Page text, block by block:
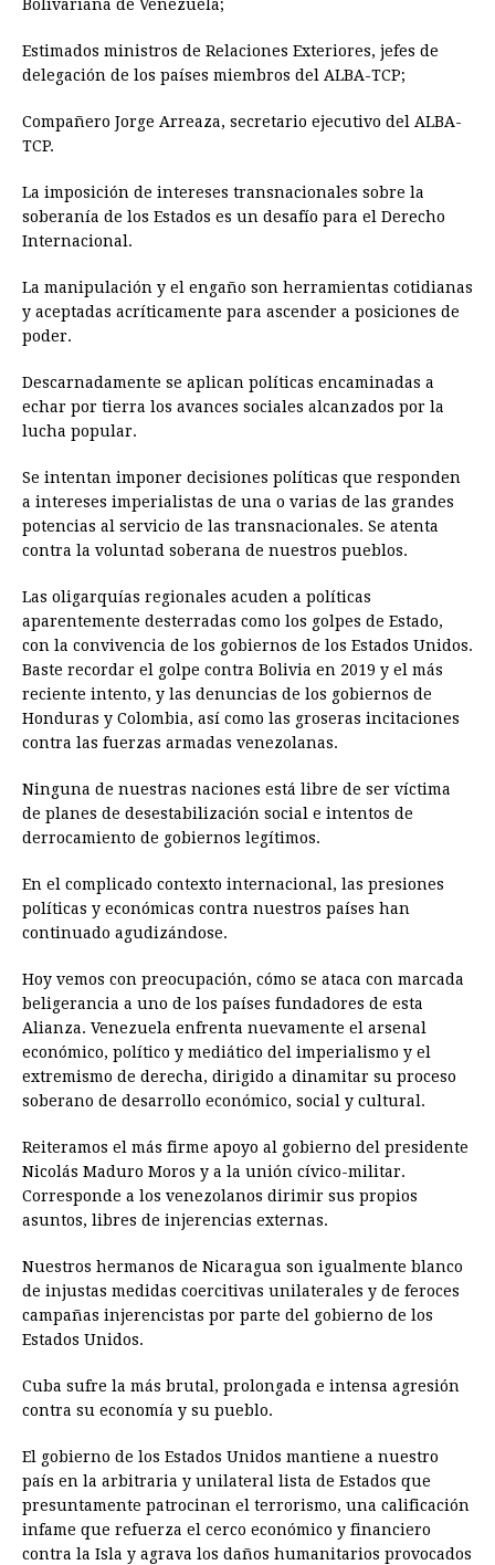
Bolivariana de Venezuela;
Estimados ministros de Relaciones Exteriores, jefes de
delegación de los países miembros del ALBA-TCP;
Compañero Jorge Arreaza, secretario ejecutivo del ALBA-
TCP.
La imposición de intereses transnacionales sobre la
soberanía de los Estados es un desafío para el Derecho
Internacional.
La manipulación y el engaño son herramientas cotidianas
y aceptadas acríticamente para ascender a posiciones de
poder.
Descarnadamente se aplican políticas encaminadas a
echar por tierra los avances sociales alcanzados por la
lucha popular.
Se intentan imponer decisiones políticas que responden
a intereses imperialistas de una o varias de las grandes
potencias al servicio de las transnacionales. Se atenta
contra la voluntad soberana de nuestros pueblos.
Las oligarquías regionales acuden a políticas
aparentemente desterradas como los golpes de Estado,
con la convivencia de los gobiernos de los Estados Unidos.
Baste recordar el golpe contra Bolivia en 2019 y el más
reciente intento, y las denuncias de los gobiernos de
Honduras y Colombia, así como las groseras incitaciones
contra las fuerzas armadas venezolanas.
Ninguna de nuestras naciones está libre de ser víctima
de planes de desestabilización social e intentos de
derrocamiento de gobiernos legítimos.
En el complicado contexto internacional, las presiones
políticas y económicas contra nuestros países han
continuado agudizándose.
Hoy vemos con preocupación, cómo se ataca con marcada
beligerancia a uno de los países fundadores de esta
Alianza. Venezuela enfrenta nuevamente el arsenal
económico, político y mediático del imperialismo y el
extremismo de derecha, dirigido a dinamitar su proceso
soberano de desarrollo económico, social y cultural.
Reiteramos el más firme apoyo al gobierno del presidente
Nicolás Maduro Moros y a la unión cívico-militar.
Corresponde a los venezolanos dirimir sus propios
asuntos, libres de injerencias externas.
Nuestros hermanos de Nicaragua son igualmente blanco
de injustas medidas coercitivas unilaterales y de feroces
campañas injerencistas por parte del gobierno de los
Estados Unidos.
Cuba sufre la más brutal, prolongada e intensa agresión
contra su economía y su pueblo.
El gobierno de los Estados Unidos mantiene a nuestro
país en la arbitraria y unilateral lista de Estados que
presuntamente patrocinan el terrorismo, una calificación
infame que refuerza el cerco económico y financiero
contra la Isla y agrava los daños humanitarios provocados